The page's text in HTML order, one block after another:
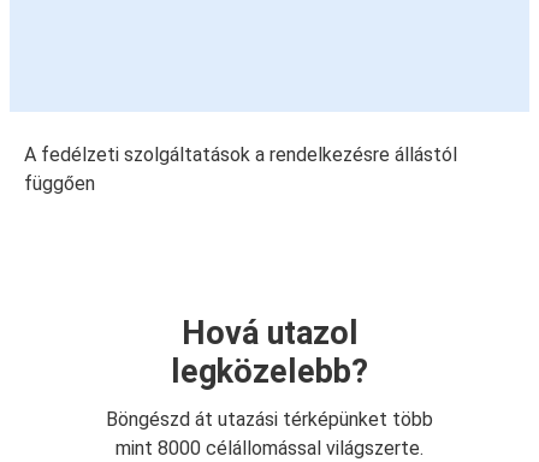
A fedélzeti szolgáltatások a rendelkezésre állástól
függően
Hová utazol
legközelebb?
Böngészd át utazási térképünket több
mint 8000 célállomással világszerte.